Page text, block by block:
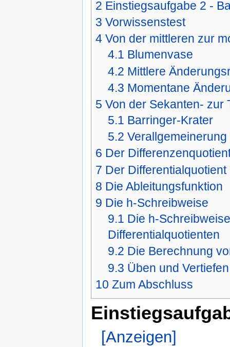
2 Einstiegsaufgabe 2 -
3 Vorwissenstest
4 Von der mittleren zur
4.1 Blumenvase
4.2 Mittlere
4.3 Momentane
5 Von der Sekanten- zur
5.1 Barringer-Krater
5.2 Verallgemeinerung
6 Der
7 Der Differentialquotient
8 Die Ableitungsfunktion
9 Die h-Schreibweise
9.1 Die h-
Differentialquotienten
9.2 Die Berechnung
9.3 Üben und Vertiefen
10 Zum Abschluss
[Anzeigen]